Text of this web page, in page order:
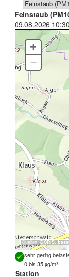
Feinstaub
09.08.2026 10:30
Quellen: DORIS,
+
–
sehr gering
0 bis 35 µg/m³
Station